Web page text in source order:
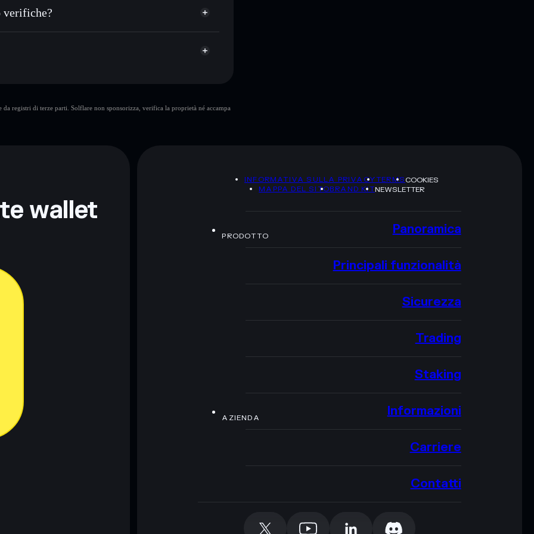
CHILL
verifiche?
registri di terze parti. Solflare non sponsorizza, verifica la proprietà né accampa
wallet
INFORMATIVA SULLA PRIVACYTERMSCOOKIES
MAPPA DEL SITOBRAND KITNEWSLETTER
PRODOTTO Panoramica
Principali funzionalità
Sicurezza
Trading
Staking
AZIENDA Informazioni
Carriere
Contatti